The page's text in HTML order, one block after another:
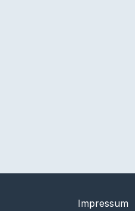
Impressum